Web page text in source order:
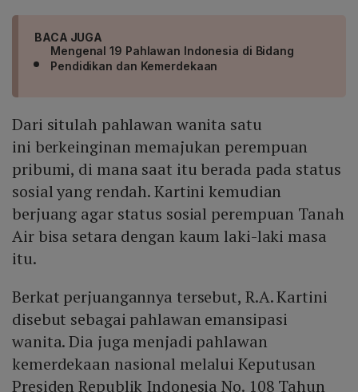
BACA JUGA
Mengenal 19 Pahlawan Indonesia di Bidang
Pendidikan dan Kemerdekaan
Dari situlah pahlawan wanita satu
ini berkeinginan memajukan perempuan
pribumi, di mana saat itu berada pada status
sosial yang rendah. Kartini kemudian
berjuang agar status sosial perempuan Tanah
Air bisa setara dengan kaum laki-laki masa
itu.
Berkat perjuangannya tersebut, R.A. Kartini
disebut sebagai pahlawan emansipasi
wanita. Dia juga menjadi pahlawan
kemerdekaan nasional melalui Keputusan
Presiden Republik Indonesia No. 108 Tahun